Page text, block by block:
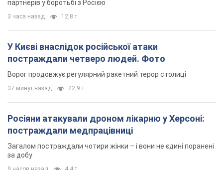
партнерів у боротьбі з Росією
3 часа назад 12,8 т.
У Києві внаслідок російської атаки
постраждали четверо людей. Фото
Ворог продовжує регулярний ракетний терор столиці
37 минут назад 22,9 т.
Росіяни атакували дроном лікарню у Херсоні:
постраждали медпрацівниці
Загалом постраждали чотири жінки – і вони не єдині поранені
за добу